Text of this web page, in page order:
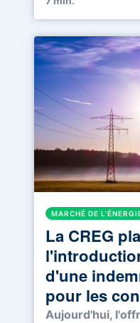
MARCHÉ DE
La CREG
d'une
pour les
Aujourd'hui,